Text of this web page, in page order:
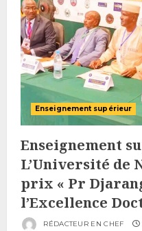
Enseignement supérieur
Enseignement
L’Université de
prix « Pr
l’Excellence
RÉDACTEUR EN CHEF